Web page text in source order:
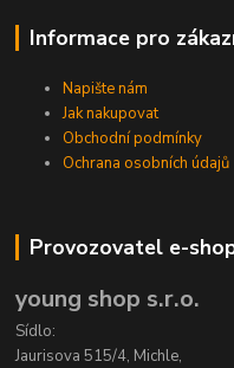
Informace pro
Napište nám
Jak nakupovat
Obchodní podmínky
Ochrana osobních údajů
Provozovatel e-
young shop s.r.o.
Sídlo:
Jaurisova 515/4, Michle,